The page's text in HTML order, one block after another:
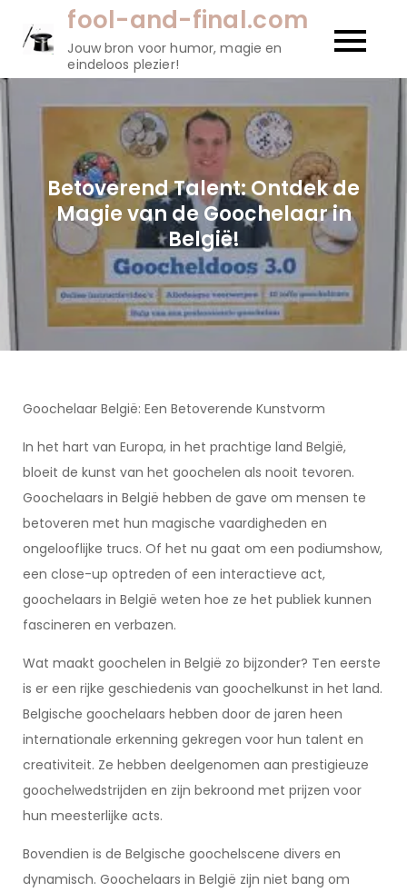
gaan
fool-and-final.com
Jouw bron voor humor, magie en
eindeloos plezier!
Betoverend Talent: Ontdek de
Magie van de Goochelaar in
België!
Goochelaar België: Een Betoverende Kunstvorm
In het hart van Europa, in het prachtige land België,
bloeit de kunst van het goochelen als nooit tevoren.
Goochelaars in België hebben de gave om mensen te
betoveren met hun magische vaardigheden en
ongelooflijke trucs. Of het nu gaat om een podiumshow,
een close-up optreden of een interactieve act,
goochelaars in België weten hoe ze het publiek kunnen
fascineren en verbazen.
Wat maakt goochelen in België zo bijzonder? Ten eerste
is er een rijke geschiedenis van goochelkunst in het land.
Belgische goochelaars hebben door de jaren heen
internationale erkenning gekregen voor hun talent en
creativiteit. Ze hebben deelgenomen aan prestigieuze
goochelwedstrijden en zijn bekroond met prijzen voor
hun meesterlijke acts.
Bovendien is de Belgische goochelscene divers en
dynamisch. Goochelaars in België zijn niet bang om